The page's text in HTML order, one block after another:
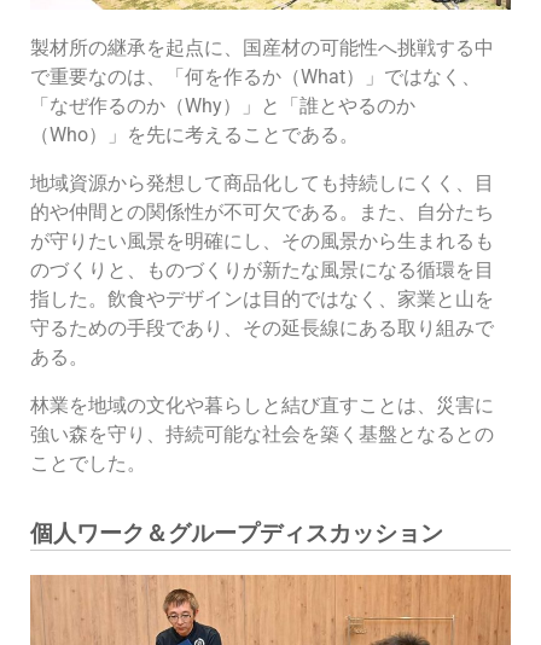
製材所の継承を起点に、国産材の可能性へ挑戦する中
で重要なのは、「何を作るか（What）」ではなく、
「なぜ作るのか（Why）」と「誰とやるのか
（Who）」を先に考えることである。
地域資源から発想して商品化しても持続しにくく、目
的や仲間との関係性が不可欠である。また、自分たち
が守りたい風景を明確にし、その風景から生まれるも
のづくりと、ものづくりが新たな風景になる循環を目
指した。飲食やデザインは目的ではなく、家業と山を
守るための手段であり、その延長線にある取り組みで
ある。
林業を地域の文化や暮らしと結び直すことは、災害に
強い森を守り、持続可能な社会を築く基盤となるとの
ことでした。
個人ワーク＆グループディスカッション